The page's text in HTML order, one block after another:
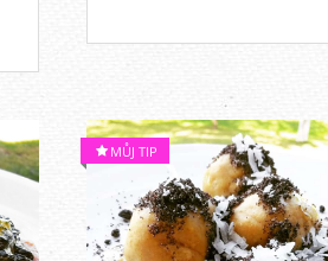
MŮJ TIP